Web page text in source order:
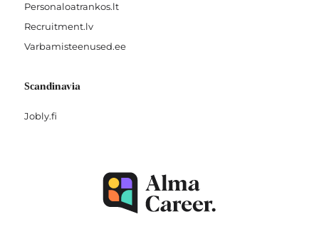
Personaloatrankos.lt
Recruitment.lv
Varbamisteenused.ee
Scandinavia
Jobly.fi